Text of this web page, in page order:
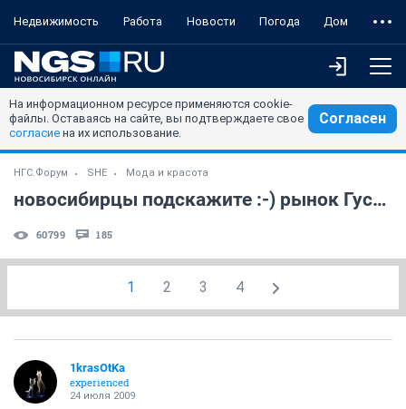
Недвижимость Работа Новости Погода Дом
На информационном ресурсе применяются cookie-
файлы. Оставаясь на сайте, вы подтверждаете свое
согласие на их использование.
Согласен
НГС.Форум SHE Мода и красота
новосибирцы подскажите :-) рынок Гусинка
60799 185
1 2 3 4
1krasOtKa
experienced
24 июля 2009